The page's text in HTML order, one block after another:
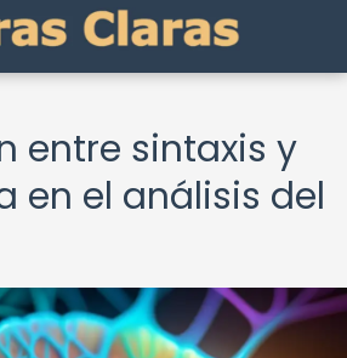
entre sintaxis y
en el análisis del